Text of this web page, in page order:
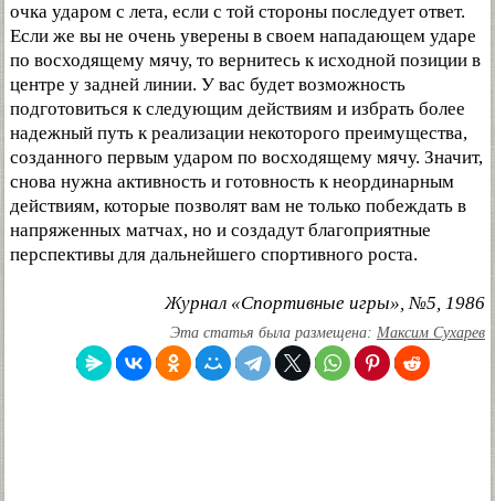
очка ударом с лета, если с той стороны последует ответ.
Если же вы не очень уверены в своем нападающем ударе
по восходящему мячу, то вернитесь к исходной позиции в
центре у задней линии. У вас будет возможность
подготовиться к следующим действиям и избрать более
надежный путь к реализации некоторого преимущества,
созданного первым ударом по восходящему мячу. Значит,
снова нужна активность и готовность к неординарным
действиям, которые позволят вам не только побеждать в
напряженных матчах, но и создадут благоприятные
перспективы для дальнейшего спортивного роста.
Журнал «Спортивные игры», №5, 1986
Эта статья была размещена: Максим Сухарев